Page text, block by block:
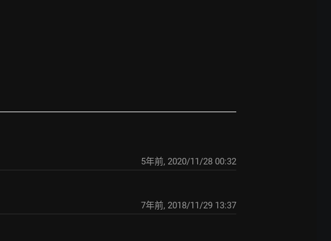
5年前, 2020/11/28 00:32
7年前, 2018/11/29 13:37